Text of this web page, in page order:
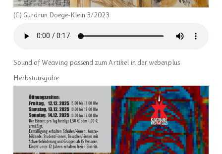
(C) Gurdrun Doege-Klein 3/2023
Sound of Weaving passend zum Artikel in der webenplus
Herbstausgabe